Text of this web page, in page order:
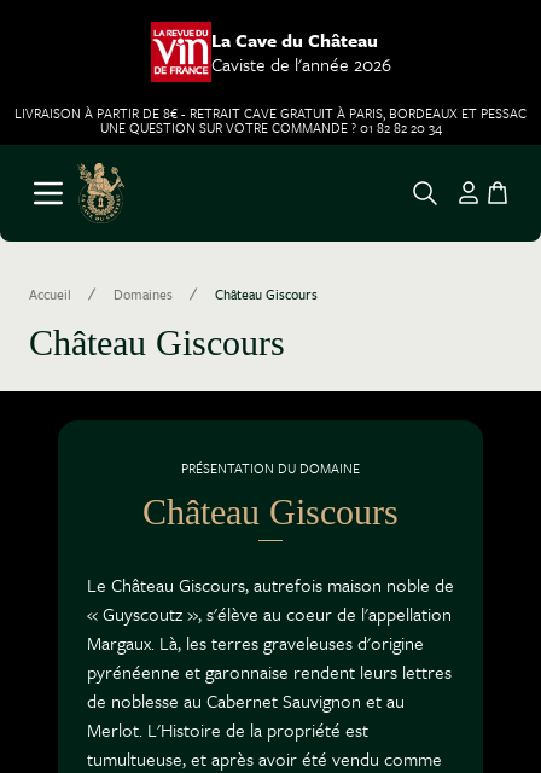
La Cave du Château
Caviste de l'année 2026
LIVRAISON À PARTIR DE 8€ - RETRAIT CAVE GRATUIT À PARIS, BORDEAUX ET PESSAC
UNE QUESTION SUR VOTRE COMMANDE ? 01 82 82 20 34
Aller au contenu
Ouvrir le menu
Accueil / Domaines / Château Giscours
Château Giscours
PRÉSENTATION DU DOMAINE
Château Giscours
Le Château Giscours, autrefois maison noble de
« Guyscoutz », s'élève au coeur de l'appellation
Margaux. Là, les terres graveleuses d'origine
pyrénéenne et garonnaise rendent leurs lettres
de noblesse au Cabernet Sauvignon et au
Merlot. L'Histoire de la propriété est
tumultueuse, et après avoir été vendu comme